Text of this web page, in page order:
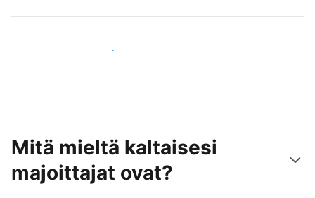
Tavoita uusia asiakkaita jo tänään
Mitä mieltä kaltaisesi
majoittajat ovat?